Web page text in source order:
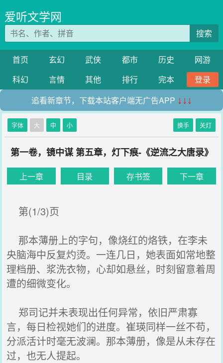
爱听文学网
搜索
首页 玄幻 武侠 都市 历史
网游
科幻
言情 其他 排行 完本
登录
追看新章节，下载本站客户端无广告APP ↓↓↓
字体 大 中 小 换手 关灯
第一卷，镜中谋 第五章，灯下痕-《逆流之大唐录》
上一章 目录 存书签 下一章
第(1/3)页
那本薄册上的字句，像烧红的烙铁，在李未
央脑海中反复灼烫。一连几日，她表面如常地整
理档册、浆洗衣物，心却如悬丝，时刻留意着周
遭的细微变化。
郑司记并未表现出任何异常，依旧严肃寡
言，每日检视她们的进度。崔瑛同样一丝不苟，
分派活计时毫无波澜。那本薄册，像是从未存在
过，也无人提起。